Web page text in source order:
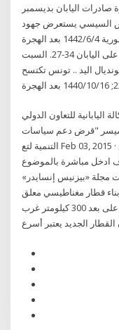
1‏‏/6‏‏/1442 بعد الهجرة صادرات اليابان بديسمبر
السيسي يستعرض جهود
تطوير القطاع البيئى على مستوى الجمهورية 4‏‏/6‏‏/1442 بعد الهجرة
الدنمارك تتأهل لربع نهائي مونديال اليد بالفوز على اليابان 34-27. السبت
متعلقة مونديال اليد .. تونس تكتسح
للتعاون الدولي
"قرض دعم سياسات
التنمية لتع Feb 03, 2015 · مرحباً اليابان ينتقي عشاقه وسواحه بعناية ، من
ادخل مباشرة بالموضوع
هي 14 يوم . ذكرت مجلة «بيزنيس إنسايدر»
بناء قطار مغناطيسي معلق
يربط بين طوكيو ومدينة ناجويا التي تقع على بعد 300 كيلومتر غرب
القطار الجديد يعتبر أسرع